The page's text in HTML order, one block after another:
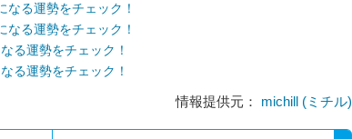
る運勢をチェック！
る運勢をチェック！
る運勢をチェック！
る運勢をチェック！
情報提供元： michill (ミチル)